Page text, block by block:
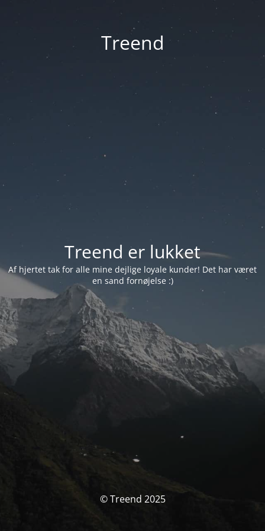
Treend
Treend er lukket
Af hjertet tak for alle mine dejlige loyale kunder! Det har været
en sand fornøjelse :)
© Treend 2025